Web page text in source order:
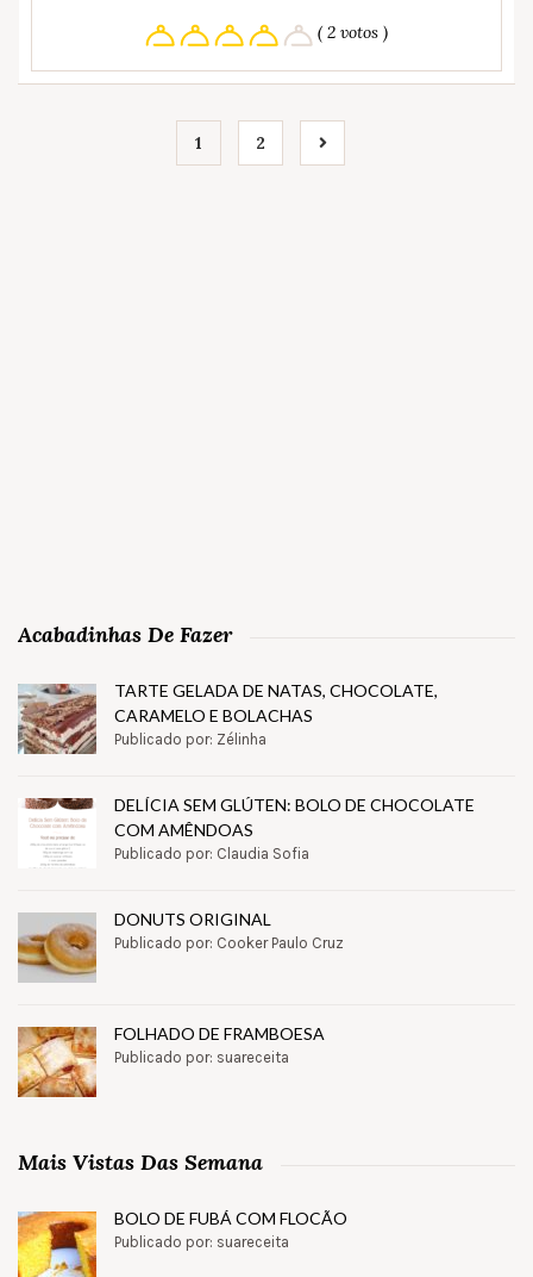
( 2 votos )
1 2
Acabadinhas De Fazer
TARTE GELADA DE NATAS, CHOCOLATE,
CARAMELO E BOLACHAS
Publicado por: Zélinha
DELÍCIA SEM GLÚTEN: BOLO DE CHOCOLATE
COM AMÊNDOAS
Publicado por: Claudia Sofia
DONUTS ORIGINAL
Publicado por: Cooker Paulo Cruz
FOLHADO DE FRAMBOESA
Publicado por: suareceita
Mais Vistas Das Semana
BOLO DE FUBÁ COM FLOCÃO
Publicado por: suareceita